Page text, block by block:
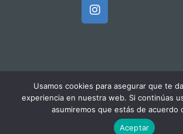
© 2025 Federación
Voluntariado Social |
Aviso
Política de cookies
Usamos cookies para asegurar que te
experiencia en nuestra web. Si continúas
asumiremos que estás de acuerdo
Aceptar